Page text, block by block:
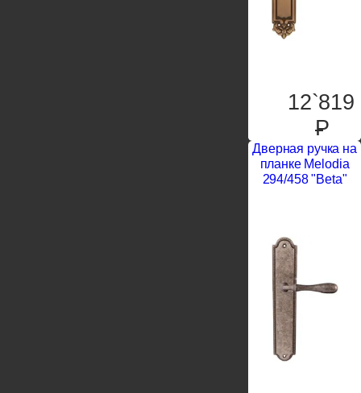
12`819
P
Дверная ручка на
планке Melodia
294/458 "Beta"